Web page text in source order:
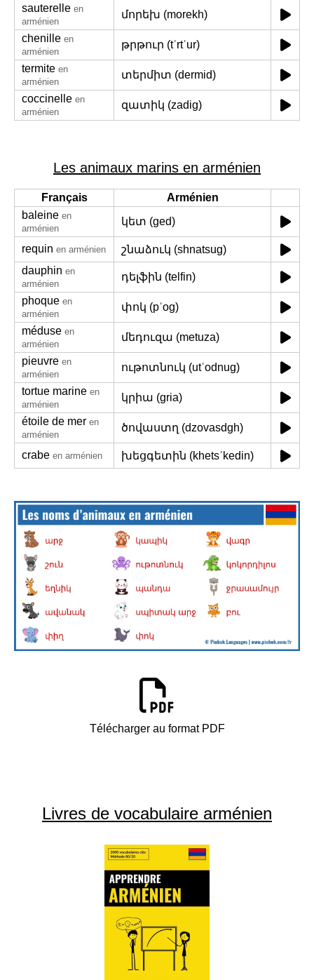
sauterelle en
arménien
մորեխ (morekh)
chenille en
arménien
թրթուր (tʿrtʿur)
termite en
arménien
տերմիտ (dermid)
coccinelle en
arménien
զատիկ (zadig)
Les animaux marins en arménien
Français
Arménien
baleine en
arménien
կետ (ged)
requin en arménien
շնաձուկ (shnatsug)
dauphin en
arménien
դելֆին (telfin)
phoque en
arménien
փոկ (pʿog)
méduse en
arménien
մեդուզա (metuza)
pieuvre en
arménien
ութոտնուկ (utʿodnug)
tortue marine en
arménien
կրիա (gria)
étoile de mer en
arménien
ծովաստղ (dzovasdgh)
crabe en arménien խեցգետին (khetsʿkedin)
Télécharger au format PDF
Livres de vocabulaire arménien